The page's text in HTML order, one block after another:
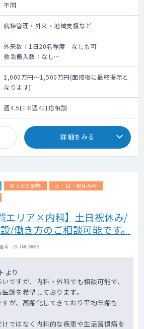
不問
病棟管理・外来・地域支援など
外来数：1日20名程度 なしも可
救急搬入数：なし
病棟管理
短期入所者の問診（外来）
地域支援活動
1,000万円～1,500万円(面接後に最終提示と
なります)
週4.5日※週4日応相談
詳細をみる
ゆったり勤務
土・日・祝休み可
リア×内科】土日祝休み/
/働き方のご相談可能です。
号 : 23-JM004682
より
ですが、内科・外科でも相談可能で、
師を希望しております。
が、高齢化してきており平均年齢も
ではなく内科的な疾患や生活習慣病を